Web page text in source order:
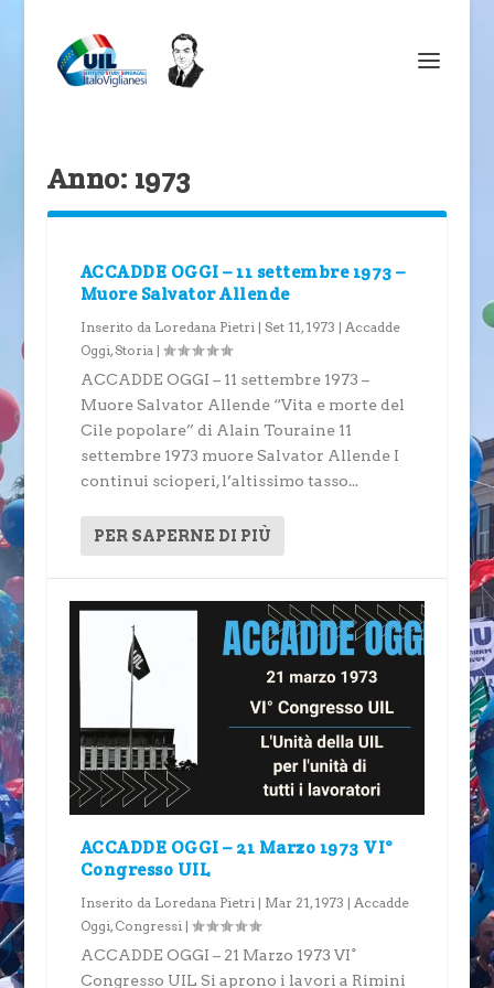
Anno: 1973
ACCADDE OGGI – 11 settembre 1973 –
Muore Salvator Allende
Inserito da Loredana Pietri| Set 11, 1973 | Accadde
Oggi,Storia|
ACCADDE OGGI – 11 settembre 1973 –
Muore Salvator Allende “Vita e morte del
Cile popolare” di Alain Touraine 11
settembre 1973 muore Salvator Allende I
continui scioperi, l’altissimo tasso...
PER SAPERNE DI PIÙ
ACCADDE OGGI – 21 Marzo 1973 VI°
Congresso UIL
Inserito da Loredana Pietri | Mar 21, 1973 | Accadde
Oggi, Congressi |
ACCADDE OGGI – 21 Marzo 1973 VI°
Congresso UIL Si aprono i lavori a Rimini